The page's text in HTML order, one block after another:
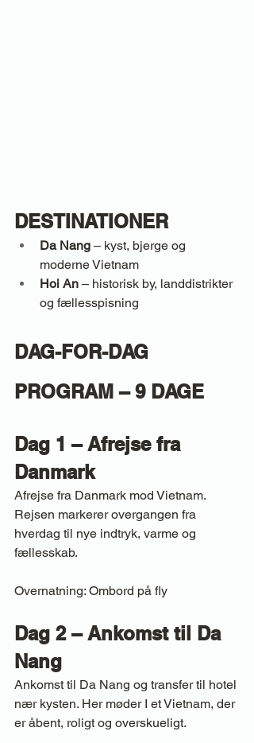
DESTINATIONER
Da Nang – kyst, bjerge og
moderne Vietnam
Hoi An – historisk by, landdistrikter
og fællesspisning
DAG-FOR-DAG
PROGRAM – 9 DAGE
Dag 1 – Afrejse fra
Danmark
Afrejse fra Danmark mod Vietnam.
Rejsen markerer overgangen fra
hverdag til nye indtryk, varme og
fællesskab.
Overnatning: Ombord på fly
Dag 2 – Ankomst til Da
Nang
Ankomst til Da Nang og transfer til hotel
nær kysten. Her møder I et Vietnam, der
er åbent, roligt og overskueligt.